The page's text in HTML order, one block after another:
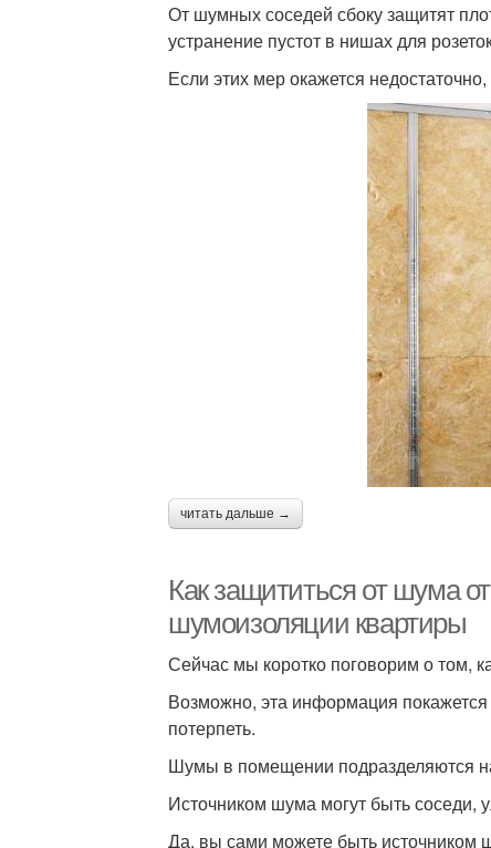
От шумных соседей сбоку защитят
устранение пустот в нишах для
Если этих мер окажется
читать дальше →
Как защититься от шума
шумоизоляции квартиры
Сейчас мы коротко поговорим о том,
Возможно, эта информация покажется
потерпеть.
Шумы в помещении подразделяются
Источником шума могут быть соседи,
Да, вы сами можете быть источником